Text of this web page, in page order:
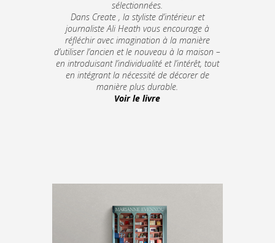
sélectionnées.
Dans Create , la styliste d’intérieur et
journaliste Ali Heath vous encourage à
réfléchir avec imagination à la manière
d’utiliser l’ancien et le nouveau à la maison –
en introduisant l’individualité et l’intérêt, tout
en intégrant la nécessité de décorer de
manière plus durable.
Voir le livre